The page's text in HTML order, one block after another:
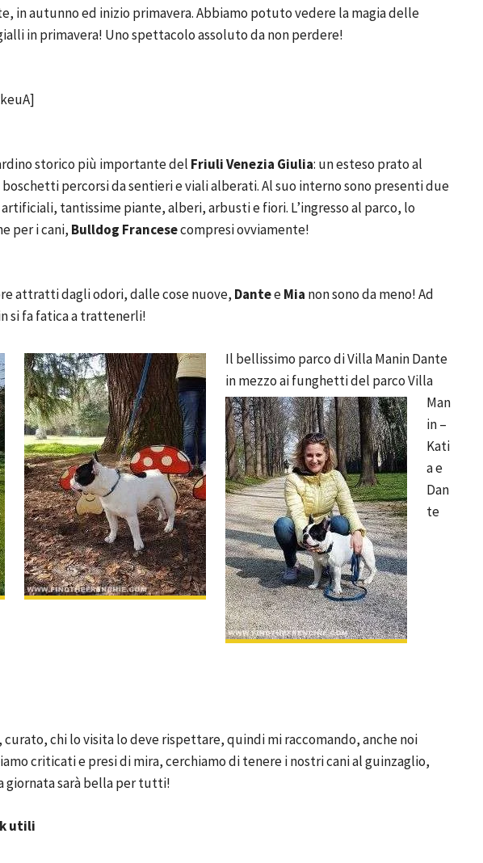
in autunno ed inizio primavera. Abbiamo potuto vedere la magia delle
in primavera! Uno spettacolo assoluto da non perdere!
storico più importante del Friuli Venezia Giulia: un esteso prato al
percorsi da sentieri e viali alberati. Al suo interno sono presenti due
tantissime piante, alberi, arbusti e fiori. L’ingresso al parco, lo
per i cani, Bulldog Francesecompresi ovviamente!
attratti dagli odori, dalle cose nuove, DanteeMia non sono da meno! Ad
si fa fatica a trattenerli!
Il bellissimo parco di Villa ManinDante
in mezzo ai funghetti del parcoVilla
Man
in –
Kati
a e
Dan
te
chi lo visita lo deve rispettare, quindi mi raccomando, anche noi
criticati e presi di mira, cerchiamo di tenere i nostri cani al guinzaglio,
giornata sarà bella per tutti!
utili